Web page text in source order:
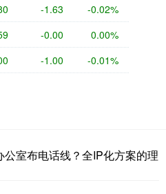
-1.63 -0.02%
-0.00 0.00%
-1.00 -0.01%
室布电话线？全IP化方案的理